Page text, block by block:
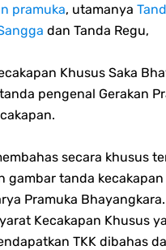
Hari Bapak Pramuka Indonesia
Selamat Maulid Nabi
Gerakan Pramuka (Hari
pramuka, utamanya
dan Tanda Regu,
Khusus Saka
pengenal Gerakan
secara khusus
gambar tanda
Pramuka
Kecakapan Khusus
TKK dibahas